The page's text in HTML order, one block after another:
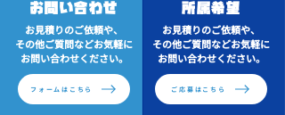
お問い合わせ
お見積りのご依頼や、
その他ご質問などお気軽に
お問い合わせください。
フォームはこちら
所属希望
お見積りのご依頼や、
その他ご質問などお気軽に
お問い合わせください。
ご応募はこちら